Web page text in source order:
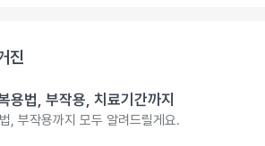
진
용법, 부작용, 치료기간까지
, 부작용까지 모두 알려드릴게요.